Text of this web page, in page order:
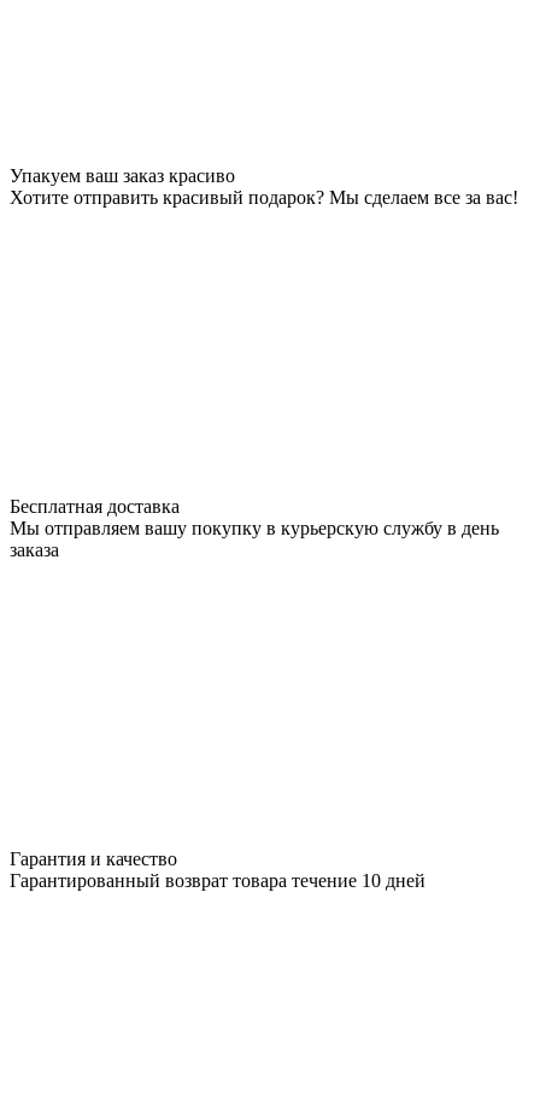
Упакуем ваш заказ красиво
Хотите отправить красивый подарок? Мы сделаем все за вас!
Бесплатная доставка
Мы отправляем вашу покупку в курьерскую службу в день
заказа
Гарантия и качество
Гарантированный возврат товара течение 10 дней